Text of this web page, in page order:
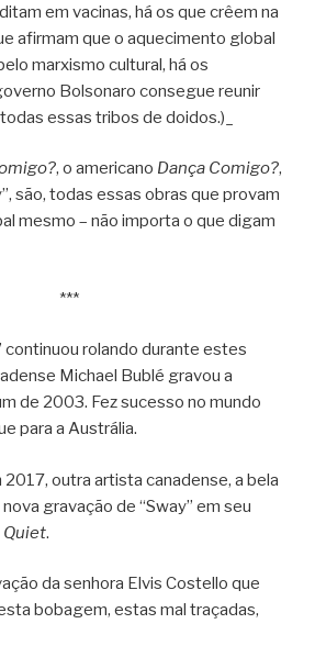
em vacinas, há os que crêem na
afirmam que o aquecimento global
marxismo cultural, há os
Bolsonaro consegue reunir
essas tribos de doidos.)_
, o americano Dança Comigo?,
são, todas essas obras que provam
mesmo – não importa o que digam
***
continuou rolando durante estes
Michael Bublé gravou a
de 2003. Fez sucesso no mundo
para a Austrália.
2017, outra artista canadense, a bela
gravação de “Sway” em seu
Quiet.
da senhora Elvis Costello que
bobagem, estas mal traçadas,